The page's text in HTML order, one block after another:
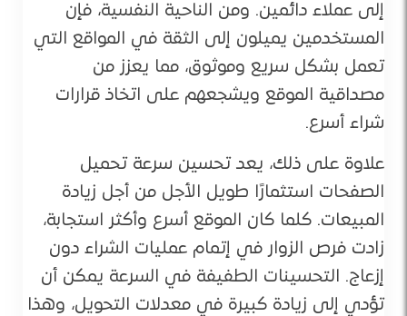
إلى عملاء دائمين. ومن الناحية النفسية، فإن
المستخدمين يميلون إلى الثقة في المواقع التي
تعمل بشكل سريع وموثوق، مما يعزز من
مصداقية الموقع ويشجعهم على اتخاذ قرارات
شراء أسرع​.
علاوة على ذلك، يعد تحسين سرعة تحميل
الصفحات استثمارًا طويل الأجل من أجل زيادة
المبيعات. كلما كان الموقع أسرع وأكثر استجابة،
زادت فرص الزوار في إتمام عمليات الشراء دون
إزعاج. التحسينات الطفيفة في السرعة يمكن أن
تؤدي إلى زيادة كبيرة في معدلات التحويل، وهذا